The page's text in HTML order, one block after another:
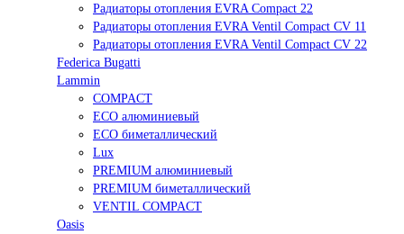
Радиаторы отопления EVRA Compact 22
Радиаторы отопления EVRA Ventil Compact CV 11
Радиаторы отопления EVRA Ventil Compact CV 22
Federica Bugatti
Lammin
COMPACT
ECO алюминиевый
ECO биметаллический
Lux
PREMIUM алюминиевый
PREMIUM биметаллический
VENTIL COMPACT
Oasis